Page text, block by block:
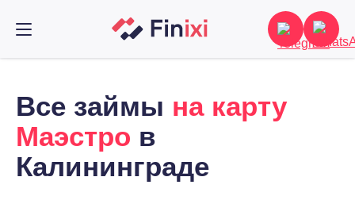
Все займы на карту
Маэстро в
Калининграде